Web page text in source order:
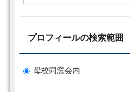
プロフィールの検索範囲
母校同窓会内